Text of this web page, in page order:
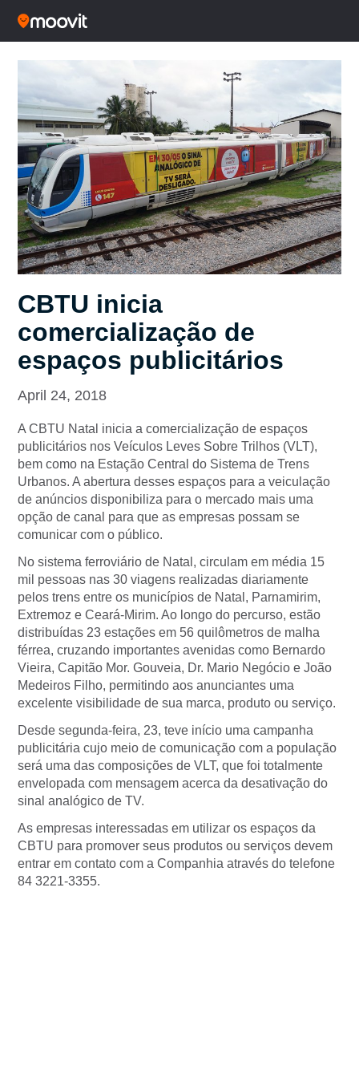
CBTU inicia
comercialização de
espaços publicitários
April 24, 2018
A CBTU Natal inicia a comercialização de espaços
publicitários nos Veículos Leves Sobre Trilhos (VLT),
bem como na Estação Central do Sistema de Trens
Urbanos. A abertura desses espaços para a veiculação
de anúncios disponibiliza para o mercado mais uma
opção de canal para que as empresas possam se
comunicar com o público.
No sistema ferroviário de Natal, circulam em média 15
mil pessoas nas 30 viagens realizadas diariamente
pelos trens entre os municípios de Natal, Parnamirim,
Extremoz e Ceará-Mirim. Ao longo do percurso, estão
distribuídas 23 estações em 56 quilômetros de malha
férrea, cruzando importantes avenidas como Bernardo
Vieira, Capitão Mor. Gouveia, Dr. Mario Negócio e João
Medeiros Filho, permitindo aos anunciantes uma
excelente visibilidade de sua marca, produto ou serviço.
Desde segunda-feira, 23, teve início uma campanha
publicitária cujo meio de comunicação com a população
será uma das composições de VLT, que foi totalmente
envelopada com mensagem acerca da desativação do
sinal analógico de TV.
As empresas interessadas em utilizar os espaços da
CBTU para promover seus produtos ou serviços devem
entrar em contato com a Companhia através do telefone
84 3221-3355.